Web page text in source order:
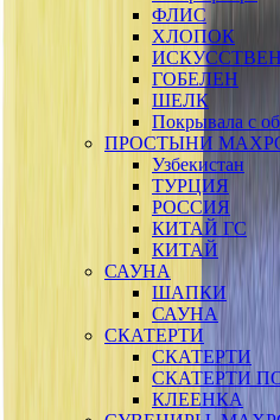
ФЛИС
ХЛОПОК
ГОБЕЛЕН
ШЕЛК
Покрывала с
ПРОСТЫНИ
Узбекистан
ТУРЦИЯ
РОССИЯ
КИТАЙ ГС
КИТАЙ
САУНА
ШАПКИ
САУНА
СКАТЕРТИ
СКАТЕРТИ
СКАТЕРТИ
КЛЕЕНКА